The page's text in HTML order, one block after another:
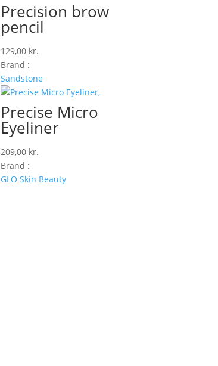
Precision brow
pencil
129,00 kr.
Brand :
Sandstone
Precise Micro
Eyeliner
209,00 kr.
Brand :
GLO Skin Beauty